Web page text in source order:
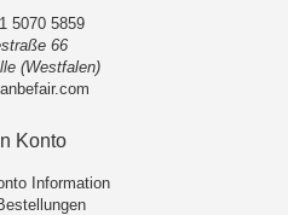
5070 5859
66
(Westfalen)
Konto
Information